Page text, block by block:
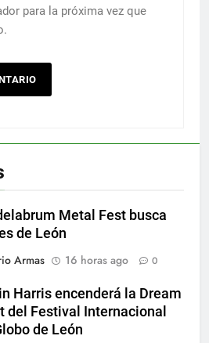
para la próxima vez que
Metal Fest busca
de León
Armas
16 horas ago 0
Harris encenderá la Dream
del Festival Internacional
de León